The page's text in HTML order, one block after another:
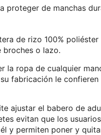
proteger de manchas
de rizo 100%
broches o lazo.
la ropa de cualquier
fabricación le confieren
ajustar el babero de
evitan que los
y permiten poner y